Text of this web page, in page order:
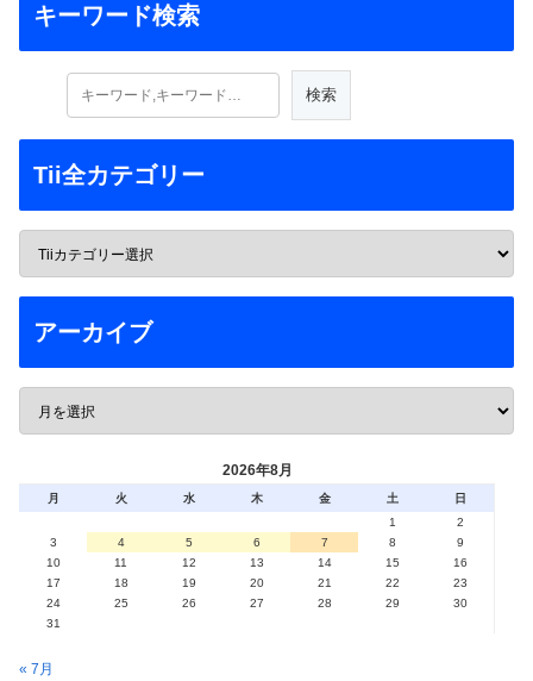
キーワード検索
Tii全カテゴリー
アーカイブ
2026年8月
月 火 水 木 金 土
日
1
2
3
4 5 6 7 8
9
10
11 12 13 14 15
16
17
18 19 20 21 22
23
24
25 26 27 28 29
30
31
« 7月